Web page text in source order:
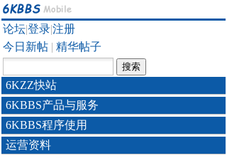
论坛|登录|注册
今日新帖 | 精华帖子
6KZZ快站
6KBBS产品与服务
6KBBS程序使用
运营资料